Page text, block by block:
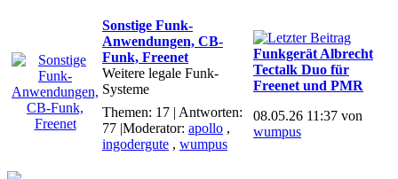
Sonstige Funk-
Anwendungen, CB-
Funk, Freenet
Weitere legale Funk-
Systeme
Themen: 17 | Antworten:
77 |Moderator: apollo ,
ingodergute , wumpus
Funkgerät Albrecht
Tectalk Duo für
Freenet und PMR
08.05.26 11:37 von
wumpus